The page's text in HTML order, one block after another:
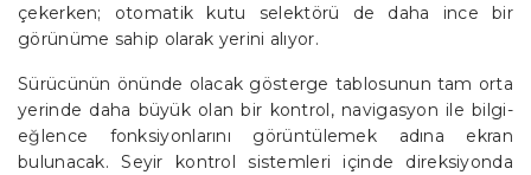
çekerken; otomatik kutu selektörü de daha ince bir
görünüme sahip olarak yerini alıyor.
Sürücünün önünde olacak gösterge tablosunun tam orta
yerinde daha büyük olan bir kontrol, navigasyon ile bilgi-
eğlence fonksiyonlarını görüntülemek adına ekran
bulunacak. Seyir kontrol sistemleri içinde direksiyonda